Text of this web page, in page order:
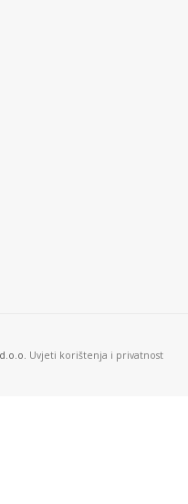
Uvjeti korištenja i privatnost